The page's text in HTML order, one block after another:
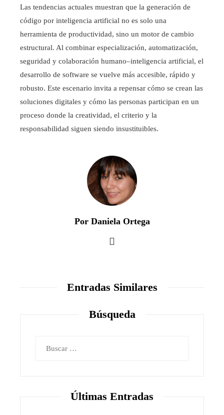
Las tendencias actuales muestran que la generación de
código por inteligencia artificial no es solo una
herramienta de productividad, sino un motor de cambio
estructural. Al combinar especialización, automatización,
seguridad y colaboración humano–inteligencia artificial, el
desarrollo de software se vuelve más accesible, rápido y
robusto. Este escenario invita a repensar cómo se crean las
soluciones digitales y cómo las personas participan en un
proceso donde la creatividad, el criterio y la
responsabilidad siguen siendo insustituibles.
Por Daniela Ortega
Entradas Similares
Búsqueda
Últimas Entradas